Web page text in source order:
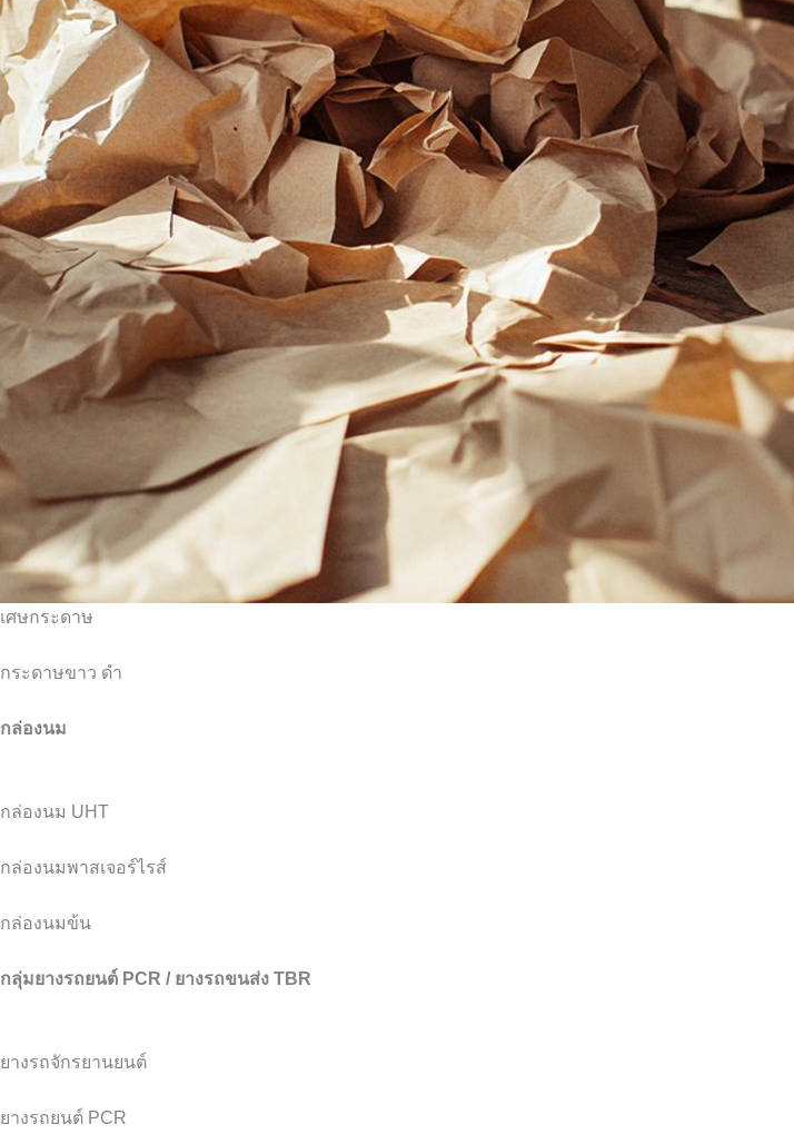
เศษกระดาษ
กระดาษขาว ดำ
กล่องนม
กล่องนม UHT
กล่องนมพาสเจอร์ไรส์
กล่องนมข้น
กลุ่มยางรถยนต์ PCR / ยางรถขนส่ง TBR
ยางรถจักรยานยนต์
ยางรถยนต์ PCR